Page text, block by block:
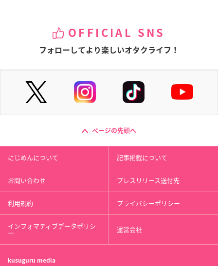
OFFICIAL SNS
フォローしてより楽しいオタクライフ！
ページの先頭へ
にじめんについて 記事掲載について
お問い合わせ プレスリリース送付先
利用規約 プライバシーポリシー
インフォマティブデータポリシ
ー 運営会社
kusuguru media